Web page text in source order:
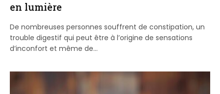
en lumière
De nombreuses personnes souffrent de constipation, un
trouble digestif qui peut être à l’origine de sensations
d’inconfort et même de…